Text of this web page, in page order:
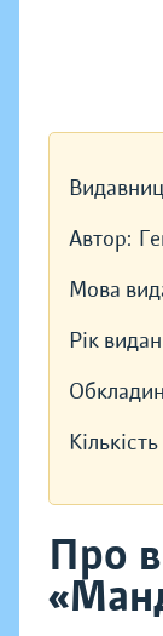
Автор:
Мова
Рік
Про